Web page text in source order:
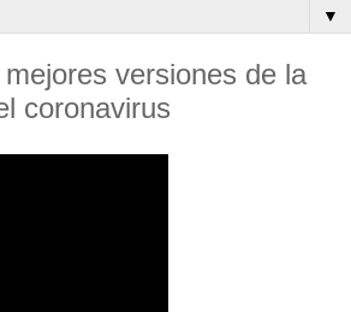
▼
versiones de la
coronavirus